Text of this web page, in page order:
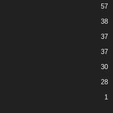
57
38
37
37
30
28
1